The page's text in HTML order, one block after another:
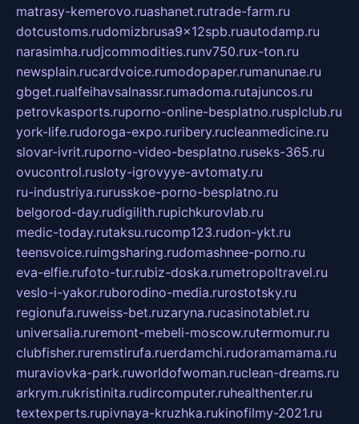
matrasy-kemerovo.ruashanet.rutrade-farm.ru
dotcustoms.rudomizbrusa9x12spb.ruautodamp.ru
narasimha.rudjcommodities.runv750.rux-ton.ru
newsplain.rucardvoice.rumodopaper.rumanunae.ru
gbget.rualfeihavsalnassr.rumadoma.rutajuncos.ru
petrovkasports.ruporno-online-besplatno.rusplclub.ru
york-life.rudoroga-expo.ruribery.rucleanmedicine.ru
slovar-ivrit.ruporno-video-besplatno.ruseks-365.ru
ovucontrol.rusloty-igrovyye-avtomaty.ru
ru-industriya.rurusskoe-porno-besplatno.ru
belgorod-day.rudigilith.rupichkurovlab.ru
medic-today.rutaksu.rucomp123.rudon-ykt.ru
teensvoice.ruimgsharing.rudomashnee-porno.ru
eva-elfie.rufoto-tur.rubiz-doska.rumetropoltravel.ru
veslo-i-yakor.ruborodino-media.rurostotsky.ru
regionufa.ruweiss-bet.ruzaryna.rucasinotablet.ru
universalia.ruremont-mebeli-moscow.rutermomur.ru
clubfisher.ruremstirufa.ruerdamchi.rudoramamama.ru
muraviovka-park.ruworldofwoman.ruclean-dreams.ru
arkrym.rukristinita.rudircomputer.ruhealthenter.ru
textexperts.rupivnaya-kruzhka.rukinofilmy-2021.ru